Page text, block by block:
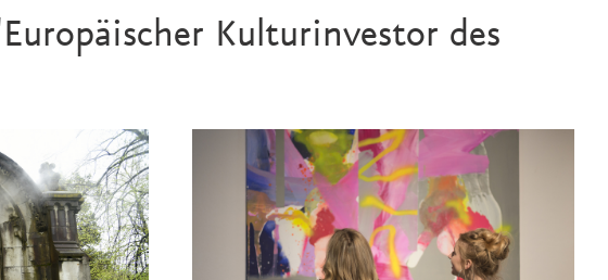
Kulturinvestor des